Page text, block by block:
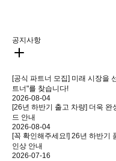
공지사항
[공식 파트너 모집] 미래 시장을
트너"를 찾습니다!
2026-08-04
[26년 하반기 출고 차량] 더욱 완
드 안내
2026-08-04
[꼭 확인해주세요!] 26년 하반기
인상 안내
2026-07-16